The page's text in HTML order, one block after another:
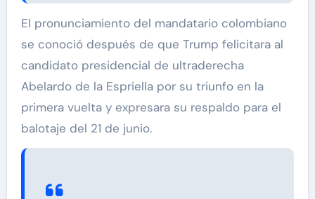
El pronunciamiento del mandatario colombiano
se conoció después de que Trump felicitara al
candidato presidencial de ultraderecha
Abelardo de la Espriella por su triunfo en la
primera vuelta y expresara su respaldo para el
balotaje del 21 de junio.